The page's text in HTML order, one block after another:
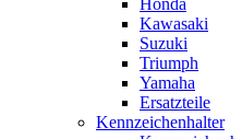
Honda
Kawasaki
Suzuki
Triumph
Yamaha
Ersatzteile
Kennzeichenhalter